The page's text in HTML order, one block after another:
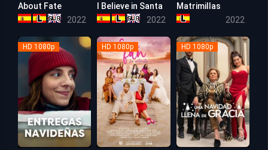
About Fate
2022
I Believe in Santa
2022
Matrimillas
2022
HD 1080p HD 1080p HD 1080p